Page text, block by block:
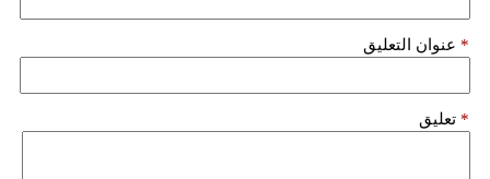
عنوان التعليق *
تعليق *